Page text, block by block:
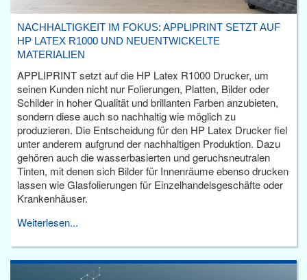
NACHHALTIGKEIT IM FOKUS: APPLIPRINT SETZT AUF
HP LATEX R1000 UND NEUENTWICKELTE
MATERIALIEN
APPLIPRINT setzt auf die HP Latex R1000 Drucker, um
seinen Kunden nicht nur Folierungen, Platten, Bilder oder
Schilder in hoher Qualität und brillanten Farben anzubieten,
sondern diese auch so nachhaltig wie möglich zu
produzieren. Die Entscheidung für den HP Latex Drucker fiel
unter anderem aufgrund der nachhaltigen Produktion. Dazu
gehören auch die wasserbasierten und geruchsneutralen
Tinten, mit denen sich Bilder für Innenräume ebenso drucken
lassen wie Glasfolierungen für Einzelhandelsgeschäfte oder
Krankenhäuser.
Weiterlesen...